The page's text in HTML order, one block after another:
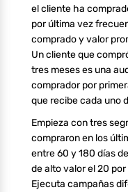
el cliente ha
por última vez
comprado y valor
Un cliente que
tres meses es una
comprador por
que recibe cada uno
Empieza con tres
compraron en los
entre 60 y 180 días
de alto valor el 20
Ejecuta campañas